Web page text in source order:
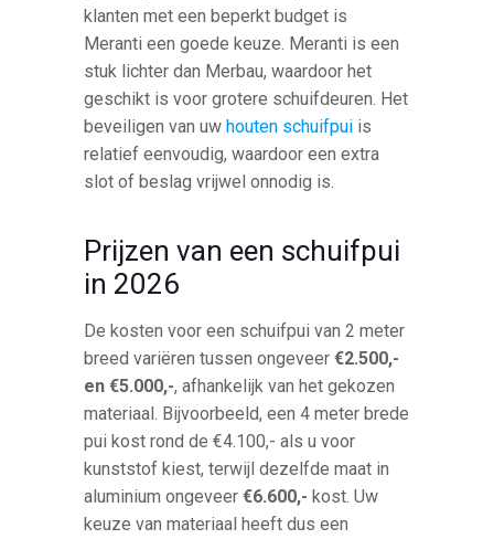
klanten met een beperkt budget is
Meranti een goede keuze. Meranti is een
stuk lichter dan Merbau, waardoor het
geschikt is voor grotere schuifdeuren. Het
beveiligen van uwhouten schuifpui is
relatief eenvoudig, waardoor een extra
slot of beslag vrijwel onnodig is.
Prijzen van een schuifpui
in 2026
De kosten voor een schuifpui van 2 meter
breed variëren tussen ongeveer€2.500,-
en €5.000,-, afhankelijk van het gekozen
materiaal. Bijvoorbeeld, een 4 meter brede
pui kost rond de €4.100,- als u voor
kunststof kiest, terwijl dezelfde maat in
aluminium ongeveer€6.600,- kost. Uw
keuze van materiaal heeft dus een